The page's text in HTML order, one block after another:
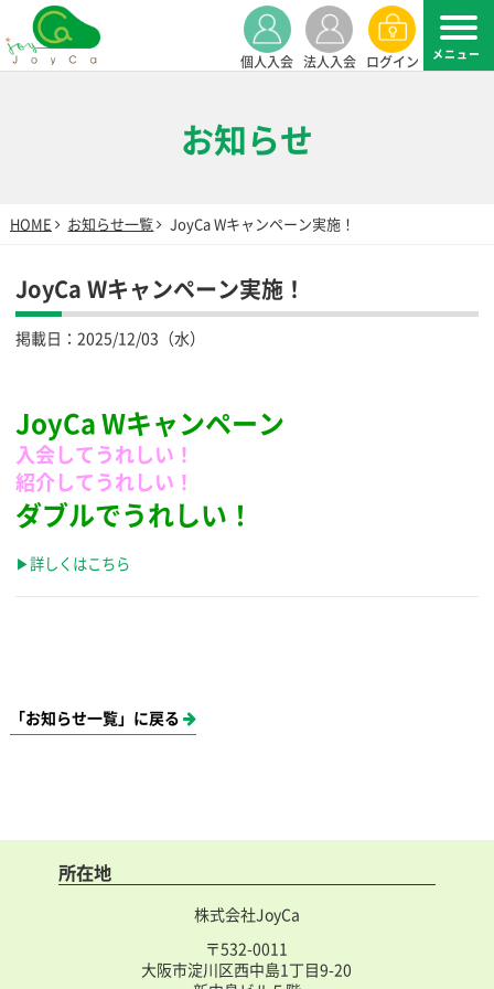
個人入会 法人入会 ログイン
お知らせ
HOME お知らせ一覧 JoyCa Wキャンペーン実施！
JoyCa Wキャンペーン実施！
掲載日： 2025/12/03（水）
JoyCa Wキャンペーン
入会してうれしい！
紹介してうれしい！
ダブルでうれしい！
▶詳しくはこちら
「お知らせ一覧」に戻る
所在地
株式会社JoyCa
〒532-0011
大阪市淀川区西中島1丁目9-20